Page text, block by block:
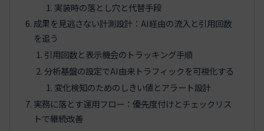
実装時の落とし穴と代替手段
成果を見逃さない計測設計：AI経由の流入と引用回数
を追う
引用回数と表示機会のトラッキング手順
分析基盤の設定でAI由来トラフィックを可視化する
変化検知のためのしきい値とアラート設計
実務に落とす運用フロー：優先度付けとチェックリス
トで継続改善